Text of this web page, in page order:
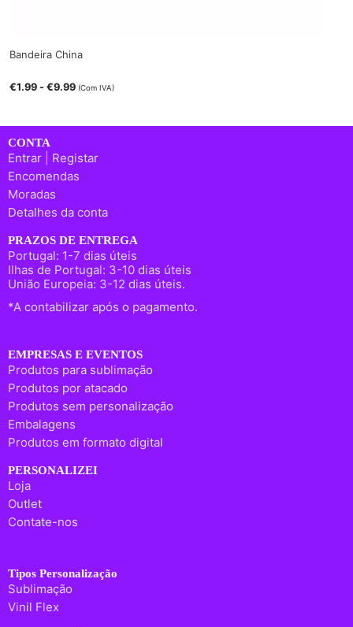
Bandeira China
€1.99 -€9.99 (Com IVA)
CONTA
Entrar | Registar
Encomendas
Moradas
Detalhes da conta
PRAZOS DE ENTREGA
Portugal: 1-7 dias úteis
Ilhas de Portugal: 3-10 dias úteis
União Europeia: 3-12 dias úteis.
*A contabilizar após o pagamento.
EMPRESAS E EVENTOS
Produtos para sublimação
Produtos por atacado
Produtos sem personalização
Embalagens
Produtos em formato digital
PERSONALIZEI
Loja
Outlet
Contate-nos
Tipos Personalização
Sublimação
Vinil Flex